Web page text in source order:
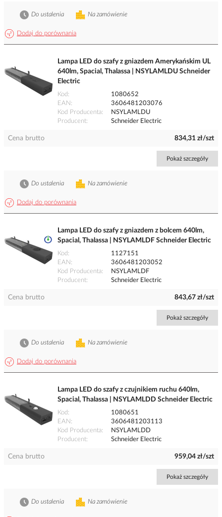
Dodaj do porównania
Na zamówienie
Do ustalenia
Lampa LED do szafy z gniazdem Amerykańskim UL
640lm, Spacial, Thalassa | NSYLAMLDU Schneider
Electric
Kod
1080652
EAN
3606481203076
Kod Producenta
NSYLAMLDU
Producent
Schneider Electric
Cena brutto 834,31 zł/szt
Pokaż szczegóły
Dodaj do porównania
Na zamówienie
Do ustalenia
Lampa LED do szafy z gniazdem z bolcem 640lm,
Spacial, Thalassa | NSYLAMLDF Schneider Electric
Kod
1127151
EAN
3606481203052
Kod Producenta
NSYLAMLDF
Producent
Schneider Electric
Cena brutto 843,67 zł/szt
Pokaż szczegóły
Dodaj do porównania
Na zamówienie
Do ustalenia
Lampa LED do szafy z czujnikiem ruchu 640lm,
Spacial, Thalassa | NSYLAMLDD Schneider Electric
Kod
1080651
EAN
3606481203113
Kod Producenta
NSYLAMLDD
Producent
Schneider Electric
Cena brutto 959,04 zł/szt
Pokaż szczegóły
Na zamówienie
Do ustalenia